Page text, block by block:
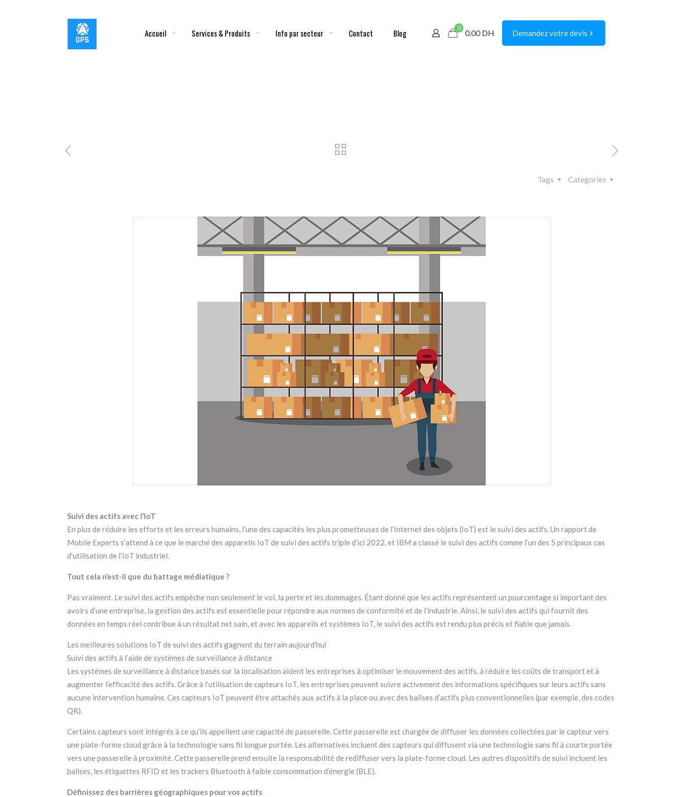
Accueil Services & Produits Info par secteur Contact Blog 0
0.00DH Demandez votre devis
Categories
Tags
Suivi des actifs avec l’IoT
En plus de réduire les efforts et les erreurs humains, l’une des capacités les plus prometteuses de l’Internet des objets (IoT) est le suivi des actifs. Un rapport de
Mobile Experts s’attend à ce que le marché des appareils IoT de suivi des actifs triple d’ici 2022, et IBM a classé le suivi des actifs comme l’un des 5 principaux cas
d’utilisation de l’IoT industriel.
Tout cela n’est-il que du battage médiatique ?
Pas vraiment. Le suivi des actifs empêche non seulement le vol, la perte et les dommages. Étant donné que les actifs représentent un pourcentage si important des
avoirs d’une entreprise, la gestion des actifs est essentielle pour répondre aux normes de conformité et de l’industrie. Ainsi, le suivi des actifs qui fournit des
données en temps réel contribue à un résultat net sain, et avec les appareils et systèmes IoT, le suivi des actifs est rendu plus précis et fiable que jamais.
Les meilleures solutions IoT de suivi des actifs gagnent du terrain aujourd’hui
Suivi des actifs à l’aide de systèmes de surveillance à distance
Les systèmes de surveillance à distance basés sur la localisation aident les entreprises à optimiser le mouvement des actifs, à réduire les coûts de transport et à
augmenter l’efficacité des actifs. Grâce à l’utilisation de capteurs IoT, les entreprises peuvent suivre activement des informations spécifiques sur leurs actifs sans
aucune intervention humaine. Ces capteurs IoT peuvent être attachés aux actifs à la place ou avec des balises d’actifs plus conventionnelles (par exemple, des codes
QR).
Certains capteurs sont intégrés à ce qu’ils appellent une capacité de passerelle. Cette passerelle est chargée de diffuser les données collectées par le capteur vers
une plate-forme cloud grâce à la technologie sans fil longue portée. Les alternatives incluent des capteurs qui diffusent via une technologie sans fil à courte portée
vers une passerelle à proximité. Cette passerelle prend ensuite la responsabilité de rediffuser vers la plate-forme cloud. Les autres dispositifs de suivi incluent les
balises, les étiquettes RFID et les trackers Bluetooth à faible consommation d’énergie (BLE).
Définissez des barrières géographiques pour vos actifs